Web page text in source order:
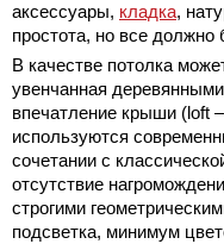
аксессуары, кладка,
простота, но все должно
В качестве потолка
увенчанная
впечатление крыши (loft
используются
сочетании с
отсутствие
строгими
подсветка, минимум